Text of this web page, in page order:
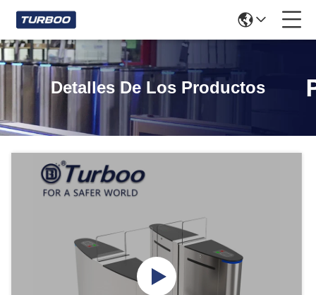
Detalles De Los Productos